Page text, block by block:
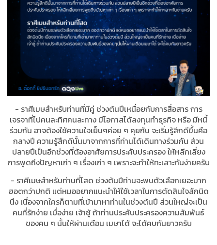
- ราศีเมษสำหรับท่านที่มีคู่ ช่วงต้นปีเหนื่อยกับการสื่อสาร การ
เจรจาที่ไปคนละทิศคนละทาง มีโอกาสได้ลงทุนทำธุรกิจ หรือ มีหนี้
ร่วมกัน อาจต้องใช้ความใจเย็นๆค่อย ๆ คุยกัน จะเริ่มรู้สึกดีขึ้นคือ
กลางปี ความรู้สึกดีนั้นมาจากการที่ท่านได้เดินทางร่วมกัน ส่วน
ปลายปีเป็นอีกช่วงที่ต้องอาศัยการประคับประครอง ให้หลีกเลี่ยง
การพูดถึงปัญหาเก่า ๆ เรื่องเก่า ๆ เพราะจะทำให้ทะเลาะกันง่ายครับ
- ราศีเมษสำหรับท่านที่โสด ช่วงต้นปีท่านจะพบตัวเลือกเยอะมาก
ฮอตกว่าปกติ แต่หมออยากแนะนำให้ใช้เวลาในการตัดสินใจสักนิด
นึง เนื่องจากใครก็ตามที่เข้ามาหาท่านในช่วงต้นปี ส่วนใหญ่จะเป็น
คนที่รักง่าย เบื่อง่าย เจ้าชู้ ถ้าท่านประคับประครองความสัมพันธ์
ของคน ๆ นั้นให้ผ่านเดือน เมษาได้ จะได้คบกันยาวครับ